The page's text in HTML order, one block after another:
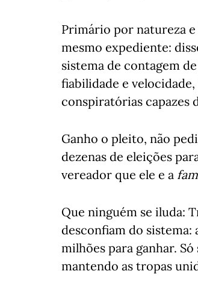
Primário por natureza
mesmo expediente:
sistema de contagem
fiabilidade e
conspiratórias capazes
Ganho o pleito, não
dezenas de eleições
vereador que ele e a
Que ninguém se iluda:
desconfiam do
milhões para ganhar.
mantendo as tropas